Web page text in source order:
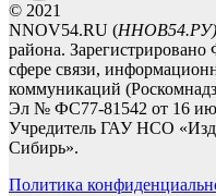
© 2021
NNOV54.RU (ННОВ54.РУ)
района.
сфере связи,
коммуникаций
Эл № ФС77-81542 от 16
Учредитель ГАУ НСО
Сибирь».
Политика